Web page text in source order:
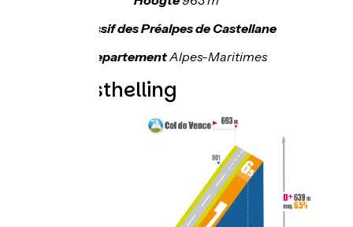
Massif des Préalpes de Castellane
DepartementAlpes-Maritimes
Topo westhelling